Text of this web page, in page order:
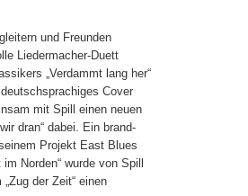
und Freunden
Liedermacher-Duett
„Verdammt lang her“
Cover
mit Spill einen neuen
dran“ dabei. Ein brand-
Projekt East Blues
Norden“ wurde von Spill
der Zeit“ einen